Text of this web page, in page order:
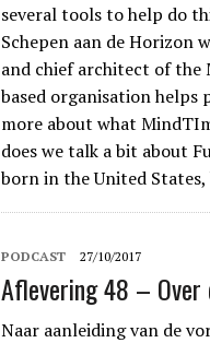
several tools to help do
Schepen aan de Horizon
and chief architect of the
based organisation helps
more about what
does we talk a bit about
born in the United
PODCAST 27/10/2017
Aflevering 48 –
Naar aanleiding van de